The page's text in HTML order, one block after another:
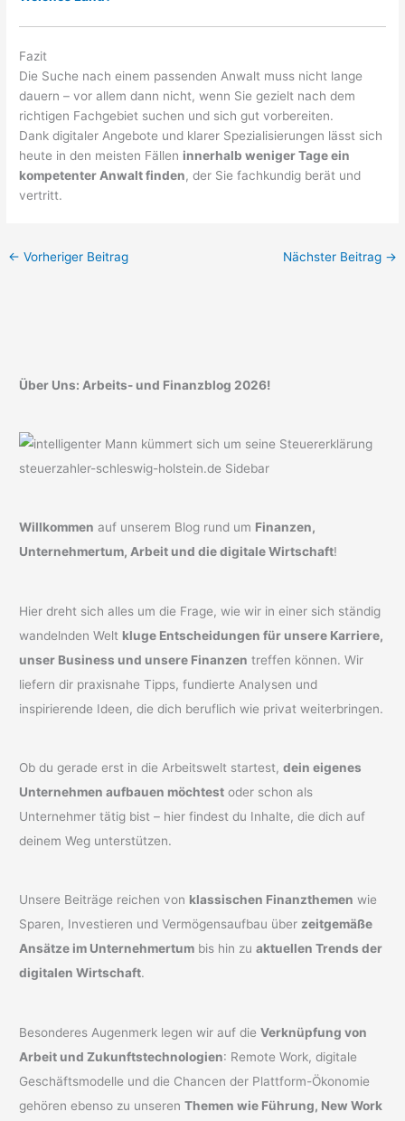
Fazit
Die Suche nach einem passenden Anwalt muss nicht lange
dauern – vor allem dann nicht, wenn Sie gezielt nach dem
richtigen Fachgebiet suchen und sich gut vorbereiten.
Dank digitaler Angebote und klarer Spezialisierungen lässt sich
heute in den meisten Fällen innerhalb weniger Tage ein
kompetenter Anwalt finden, der Sie fachkundig berät und
vertritt.
← Vorheriger Beitrag Nächster Beitrag →
Über Uns: Arbeits- und Finanzblog 2026!
Willkommen auf unserem Blog rund um Finanzen,
Unternehmertum, Arbeit und die digitale Wirtschaft!
Hier dreht sich alles um die Frage, wie wir in einer sich ständig
wandelnden Welt kluge Entscheidungen für unsere Karriere,
unser Business und unsere Finanzen treffen können. Wir
liefern dir praxisnahe Tipps, fundierte Analysen und
inspirierende Ideen, die dich beruflich wie privat weiterbringen.
Ob du gerade erst in die Arbeitswelt startest,dein eigenes
Unternehmen aufbauen möchtest oder schon als
Unternehmer tätig bist – hier findest du Inhalte, die dich auf
deinem Weg unterstützen.
Unsere Beiträge reichen von klassischen Finanzthemen wie
Sparen, Investieren und Vermögensaufbau überzeitgemäße
Ansätze im Unternehmertum bis hin zuaktuellen Trends der
digitalen Wirtschaft.
Besonderes Augenmerk legen wir auf dieVerknüpfung von
Arbeit und Zukunftstechnologien: Remote Work, digitale
Geschäftsmodelle und die Chancen der Plattform-Ökonomie
gehören ebenso zu unserenThemen wie Führung, New Work